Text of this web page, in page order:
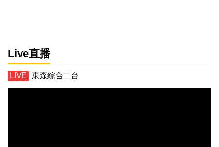
Live直播
東森綜合二台